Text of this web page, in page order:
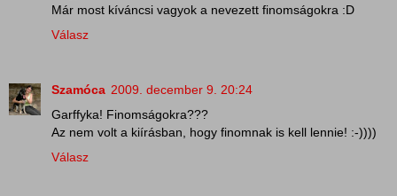
Már most kíváncsi vagyok a nevezett finomságokra :D
Válasz
Szamóca 2009. december 9. 20:24
Garffyka! Finomságokra???
Az nem volt a kiírásban, hogy finomnak is kell lennie! :-))))
Válasz